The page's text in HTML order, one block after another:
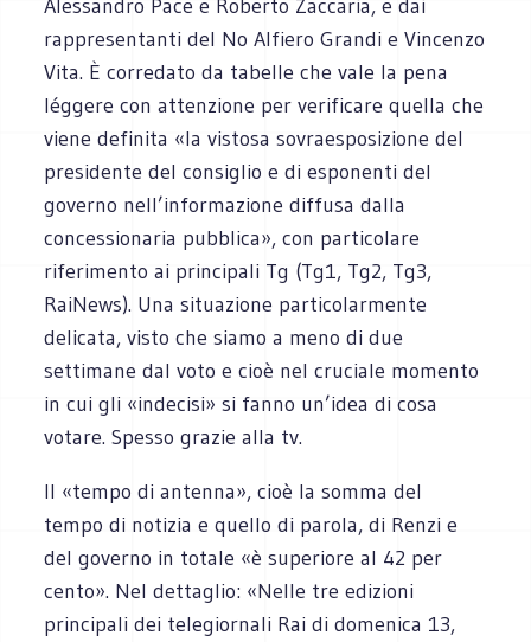
Alessandro Pace e Roberto Zaccaria, e dai
rappresentanti del No Alfiero Grandi e Vincenzo
Vita. È corredato da tabelle che vale la pena
léggere con attenzione per verificare quella che
viene definita «la vistosa sovraesposizione del
presidente del consiglio e di esponenti del
governo nell’informazione diffusa dalla
concessionaria pubblica», con particolare
riferimento ai principali Tg (Tg1, Tg2, Tg3,
RaiNews). Una situazione particolarmente
delicata, visto che siamo a meno di due
settimane dal voto e cioè nel cruciale momento
in cui gli «indecisi» si fanno un’idea di cosa
votare. Spesso grazie alla tv.
Il «tempo di antenna», cioè la somma del
tempo di notizia e quello di parola, di Renzi e
del governo in totale «è superiore al 42 per
cento». Nel dettaglio: «Nelle tre edizioni
principali dei telegiornali Rai di domenica 13,